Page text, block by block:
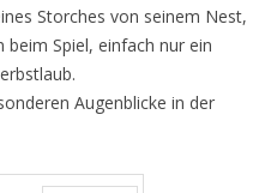
Storches von seinem Nest,
beim Spiel, einfach nur ein
Augenblicke in der